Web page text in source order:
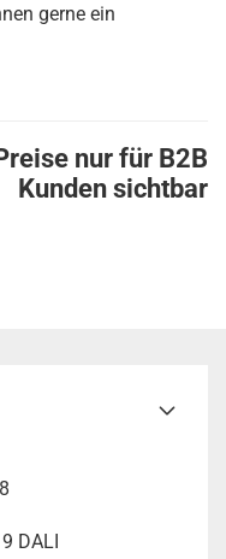
gerne ein
nur für B2B
Kunden sichtbar
DALI